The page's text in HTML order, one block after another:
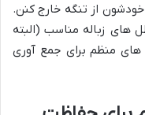
از تنگه خارج کنن.
های زباله مناسب (البته
منظم برای جمع آوری